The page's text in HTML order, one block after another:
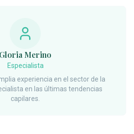
Gloria Merino
Especialista
experiencia en el sector de la
en las últimas tendencias
capilares.